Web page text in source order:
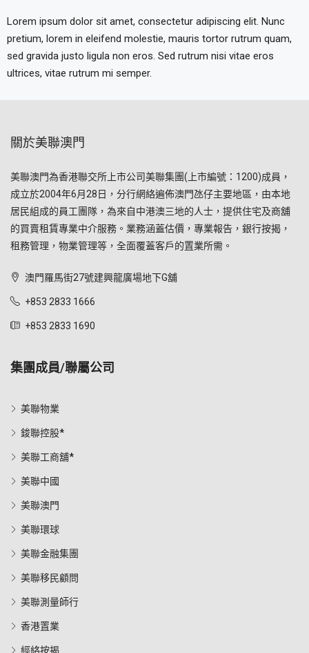
Lorem ipsum dolor sit amet, consectetur adipiscing elit. Nunc
pretium, lorem in eleifend molestie, mauris tortor rutrum quam,
sed gravida justo ligula non eros. Sed rutrum nisi vitae eros
ultrices, vitae rutrum mi semper.
關於美聯澳門
美聯澳門為香港聯交所上市公司美聯集團(上市編號：1200)成員，
成立於2004年6月28日，分行網絡遍佈澳門氹仔主要地區，由本地
居民組成的員工團隊，為來自中港澳三地的人士，提供住宅及商舖
的買賣租賃專業中介服務。業務涵蓋估價，專業報告，銀行按揭，
租務管理，物業管理等，全面覆蓋客戶的置業所需。
澳門羅馬街27號建興龍廣場地下G舖
+853 2833 1666
+853 2833 1690
集團成員/聯屬公司
美聯物業
鋑聯控股*
美聯工商舖*
美聯中國
美聯澳門
美聯環球
美聯金融集團
美聯移民顧問
美聯測量師行
香港置業
經絡按揭